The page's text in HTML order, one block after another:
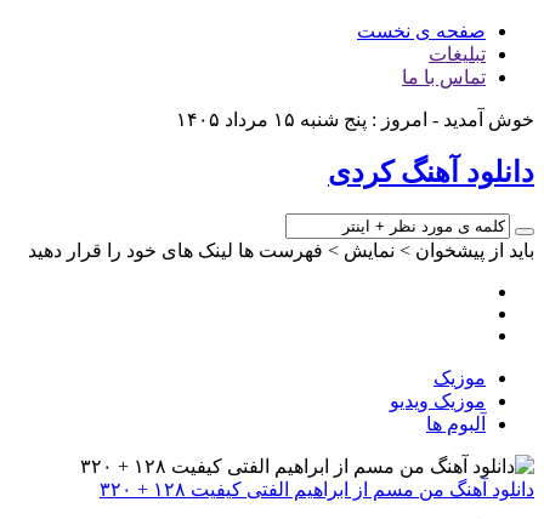
صفحه ی نخست
تبلیغات
تماس با ما
آمدید - امروز : پنج شنبه ۱۵ مرداد ۱۴۰۵
آهنگ کردی
از پیشخوان > نمایش > فهرست ها لینک های خود را قرار دهید
موزیک
موزیک ویدیو
آلبوم ها
آهنگ من مسم از ابراهیم الفتی کیفیت ۱۲۸ + ۳۲۰